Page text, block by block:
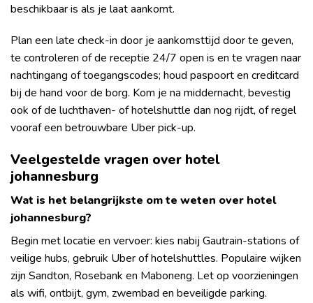
beschikbaar is als je laat aankomt.
Plan een late check-in door je aankomsttijd door te geven,
te controleren of de receptie 24/7 open is en te vragen naar
nachtingang of toegangscodes; houd paspoort en creditcard
bij de hand voor de borg. Kom je na middernacht, bevestig
ook of de luchthaven- of hotelshuttle dan nog rijdt, of regel
vooraf een betrouwbare Uber pick-up.
Veelgestelde vragen over hotel
johannesburg
Wat is het belangrijkste om te weten over hotel
johannesburg?
Begin met locatie en vervoer: kies nabij Gautrain-stations of
veilige hubs, gebruik Uber of hotelshuttles. Populaire wijken
zijn Sandton, Rosebank en Maboneng. Let op voorzieningen
als wifi, ontbijt, gym, zwembad en beveiligde parking.